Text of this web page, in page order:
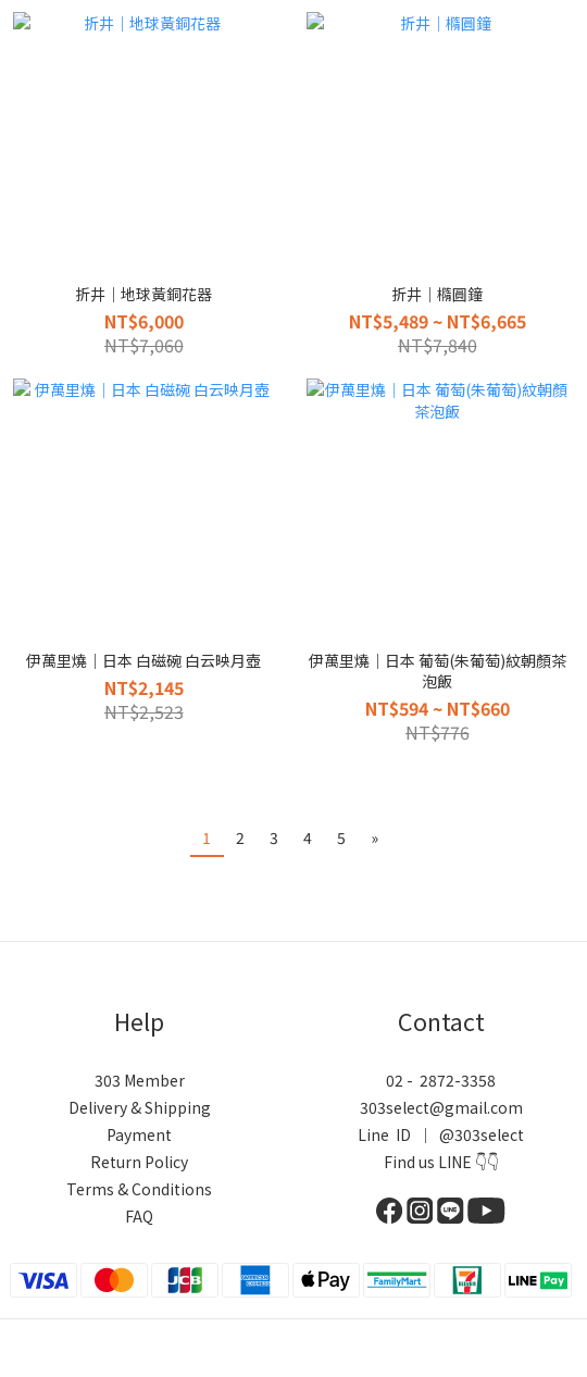
折井｜地球黃銅花器
NT$6,000
NT$7,060
折井｜橢圓鐘
NT$5,489 ~ NT$6,665
NT$7,840
伊萬里燒｜日本 白磁碗 白云映月壺
NT$2,145
NT$2,523
伊萬里燒｜日本 葡萄(朱葡萄)紋朝顏茶
泡飯
NT$594 ~ NT$660
NT$776
1 2 3 4 5 »
Help
303 Member
Delivery & Shipping
Payment
Return Policy
Terms & Conditions
FAQ
Contact
02 - 2872-3358
303select@gmail.com
Line ID ｜ @303select
Find us LINE 👇👇